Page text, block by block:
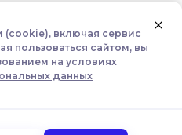
(cookie), включая сервис
пользоваться сайтом, вы
на условиях
данных